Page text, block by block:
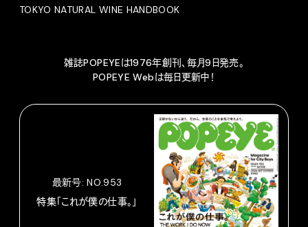
TOKYO NATURAL WINE HANDBOOK
雑誌POPEYEは1976年創刊、毎月9日発売。
POPEYE Webは毎日更新中！
最新号: NO.953
特集「これが僕の仕事。」